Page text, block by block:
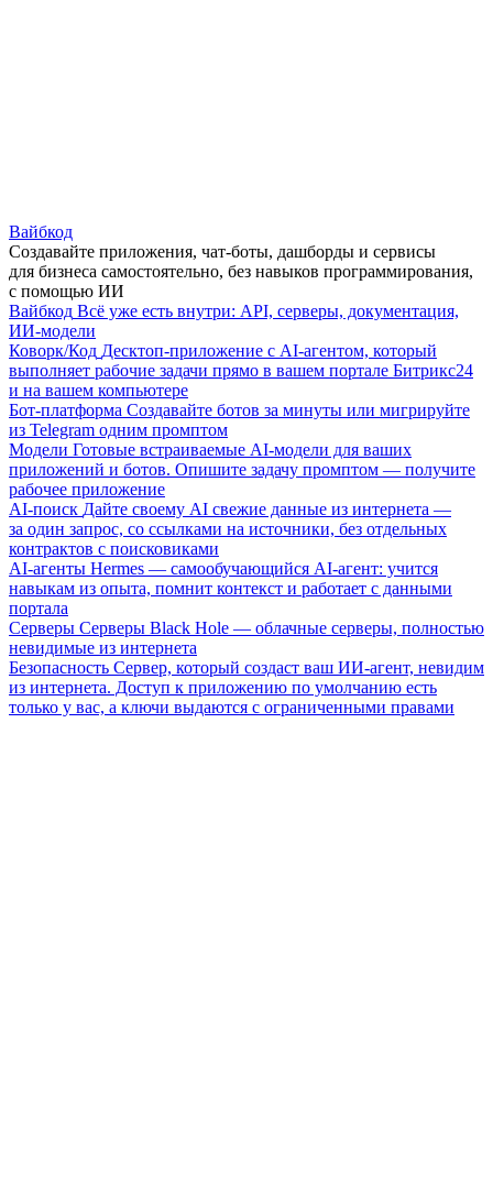
Вайбкод
Создавайте приложения, чат-боты, дашборды и сервисы
для бизнеса самостоятельно, без навыков программирования,
с помощью ИИ
Вайбкод Всё уже есть внутри: API, серверы, документация,
ИИ-модели
Коворк/Код Десктоп-приложение с AI-агентом, который
выполняет рабочие задачи прямо в вашем портале Битрикс24
и на вашем компьютере
Бот-платформа Создавайте ботов за минуты или мигрируйте
из Telegram одним промптом
Модели Готовые встраиваемые AI-модели для ваших
приложений и ботов. Опишите задачу промптом — получите
рабочее приложение
AI-поиск Дайте своему AI свежие данные из интернета —
за один запрос, со ссылками на источники, без отдельных
контрактов с поисковиками
AI-агенты Hermes — самообучающийся AI-агент: учится
навыкам из опыта, помнит контекст и работает с данными
портала
Серверы Серверы Black Hole — облачные серверы, полностью
невидимые из интернета
Безопасность Сервер, который создаст ваш ИИ-агент, невидим
из интернета. Доступ к приложению по умолчанию есть
только у вас, а ключи выдаются с ограниченными правами